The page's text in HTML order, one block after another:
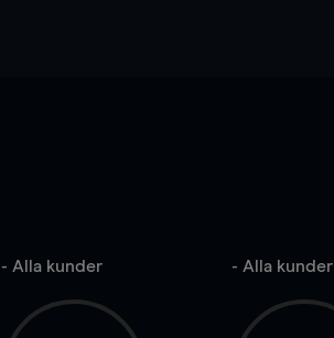
- Alla kunder - Alla kunder